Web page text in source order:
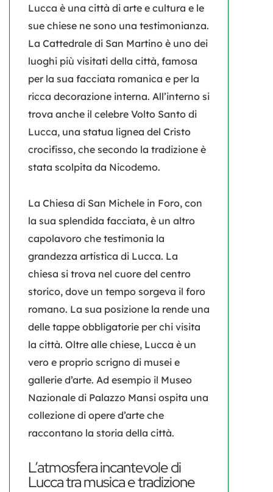
Lucca è una città di arte e cultura e le
sue chiese ne sono una testimonianza.
La Cattedrale di San Martino è uno dei
luoghi più visitati della città, famosa
per la sua facciata romanica e per la
ricca decorazione interna. All’interno si
trova anche il celebre Volto Santo di
Lucca, una statua lignea del Cristo
crocifisso, che secondo la tradizione è
stata scolpita da Nicodemo.
La Chiesa di San Michele in Foro, con
la sua splendida facciata, è un altro
capolavoro che testimonia la
grandezza artistica di Lucca. La
chiesa si trova nel cuore del centro
storico, dove un tempo sorgeva il foro
romano. La sua posizione la rende una
delle tappe obbligatorie per chi visita
la città. Oltre alle chiese, Lucca è un
vero e proprio scrigno di musei e
gallerie d’arte. Ad esempio il Museo
Nazionale di Palazzo Mansi ospita una
collezione di opere d’arte che
raccontano la storia della città.
L’atmosfera incantevole di
Lucca tra musica e tradizione